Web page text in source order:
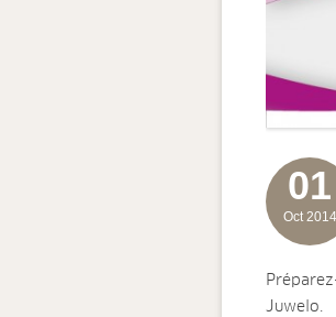
01
Oct 2014
Juwelo.